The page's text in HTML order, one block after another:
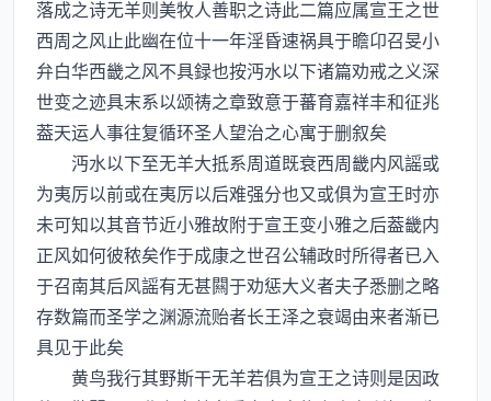
落成之诗无羊则美牧人善职之诗此二篇应属宣王之世
西周之风止此幽在位十一年淫昏速祸具于瞻卬召旻小
弁白华西畿之风不具録也按沔水以下诸篇劝戒之义深
世变之迹具末系以颂祷之章致意于蕃育嘉祥丰和征兆
葢天运人事往复循环圣人望治之心寓于删叙矣
沔水以下至无羊大抵系周道既衰西周畿内风謡或
为夷厉以前或在夷厉以后难强分也又或俱为宣王时亦
未可知以其音节近小雅故附于宣王变小雅之后葢畿内
正风如何彼秾矣作于成康之世召公辅政时所得者已入
于召南其后风謡有无甚闗于劝惩大义者夫子悉删之略
存数篇而圣学之渊源流贻者长王泽之衰竭由来者渐已
具见于此矣
黄鸟我行其野斯干无羊若俱为宣王之诗则是因政